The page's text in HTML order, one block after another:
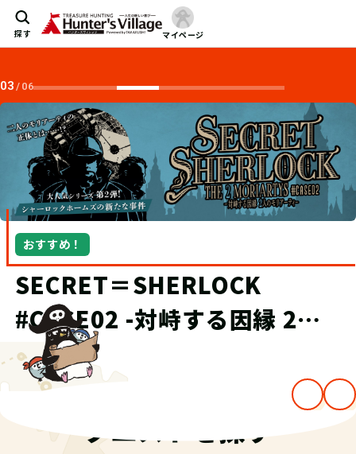
探す マイページ
04 / 06
おすすめ！
“究極の宝探し”TECにオブザ
ーバー制度が登場！
クエストを探す